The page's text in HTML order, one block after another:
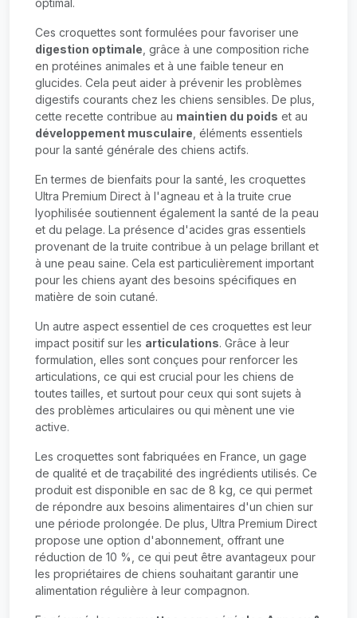
optimal.
Ces croquettes sont formulées pour favoriser une
digestion optimale, grâce à une composition riche
en protéines animales et à une faible teneur en
glucides. Cela peut aider à prévenir les problèmes
digestifs courants chez les chiens sensibles. De plus,
cette recette contribue au maintien du poids et au
développement musculaire, éléments essentiels
pour la santé générale des chiens actifs.
En termes de bienfaits pour la santé, les croquettes
Ultra Premium Direct à l'agneau et à la truite crue
lyophilisée soutiennent également la santé de la peau
et du pelage. La présence d'acides gras essentiels
provenant de la truite contribue à un pelage brillant et
à une peau saine. Cela est particulièrement important
pour les chiens ayant des besoins spécifiques en
matière de soin cutané.
Un autre aspect essentiel de ces croquettes est leur
impact positif sur les articulations. Grâce à leur
formulation, elles sont conçues pour renforcer les
articulations, ce qui est crucial pour les chiens de
toutes tailles, et surtout pour ceux qui sont sujets à
des problèmes articulaires ou qui mènent une vie
active.
Les croquettes sont fabriquées en France, un gage
de qualité et de traçabilité des ingrédients utilisés. Ce
produit est disponible en sac de 8 kg, ce qui permet
de répondre aux besoins alimentaires d'un chien sur
une période prolongée. De plus, Ultra Premium Direct
propose une option d'abonnement, offrant une
réduction de 10 %, ce qui peut être avantageux pour
les propriétaires de chiens souhaitant garantir une
alimentation régulière à leur compagnon.